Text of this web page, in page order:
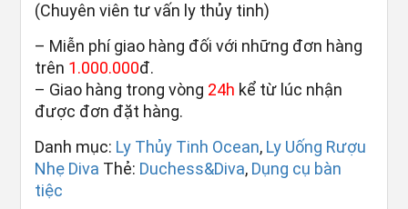
(Chuyên viên tư vấn ly thủy tinh)
– Miễn phí giao hàng đối với những đơn hàng
trên 1.000.000đ.
– Giao hàng trong vòng 24h kể từ lúc nhận
được đơn đặt hàng.
Danh mục: Ly Thủy Tinh Ocean, Ly Uống Rượu
Nhẹ Diva Thẻ: Duchess&Diva, Dụng cụ bàn
tiệc